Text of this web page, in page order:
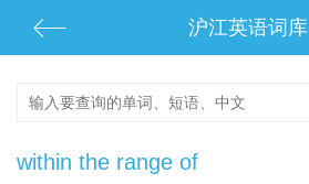
沪江英语词库
within the range of